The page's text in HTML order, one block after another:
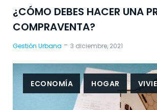
¿CÓMO DEBES HACER UNA
COMPRAVENTA?
Gestión Urbana - 3 diciembre, 2021
ECONOMÍA HOGAR